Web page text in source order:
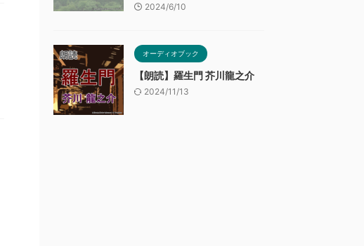
2024/6/10
オーディオブック
【朗読】羅生門 芥川龍之介
2024/11/13